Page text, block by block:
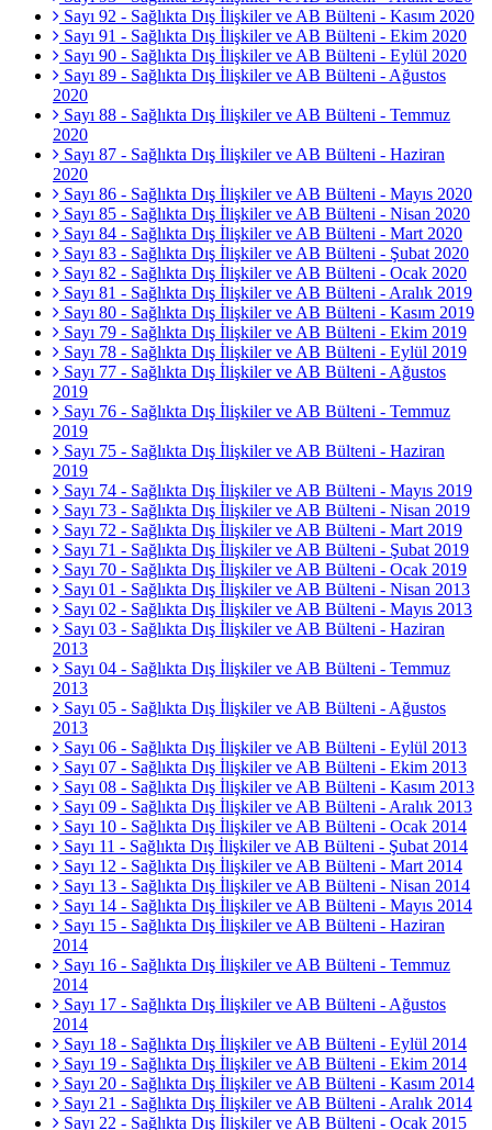
Sayı 92 - Sağlıkta Dış İlişkiler ve AB Bülteni - Kasım 2020
Sayı 91 - Sağlıkta Dış İlişkiler ve AB Bülteni - Ekim 2020
Sayı 90 - Sağlıkta Dış İlişkiler ve AB Bülteni - Eylül 2020
Sayı 89 - Sağlıkta Dış İlişkiler ve AB Bülteni - Ağustos
2020
Sayı 88 - Sağlıkta Dış İlişkiler ve AB Bülteni - Temmuz
2020
Sayı 87 - Sağlıkta Dış İlişkiler ve AB Bülteni - Haziran
2020
Sayı 86 - Sağlıkta Dış İlişkiler ve AB Bülteni - Mayıs 2020
Sayı 85 - Sağlıkta Dış İlişkiler ve AB Bülteni - Nisan 2020
Sayı 84 - Sağlıkta Dış İlişkiler ve AB Bülteni - Mart 2020
Sayı 83 - Sağlıkta Dış İlişkiler ve AB Bülteni - Şubat 2020
Sayı 82 - Sağlıkta Dış İlişkiler ve AB Bülteni - Ocak 2020
Sayı 81 - Sağlıkta Dış İlişkiler ve AB Bülteni - Aralık 2019
Sayı 80 - Sağlıkta Dış İlişkiler ve AB Bülteni - Kasım 2019
Sayı 79 - Sağlıkta Dış İlişkiler ve AB Bülteni - Ekim 2019
Sayı 78 - Sağlıkta Dış İlişkiler ve AB Bülteni - Eylül 2019
Sayı 77 - Sağlıkta Dış İlişkiler ve AB Bülteni - Ağustos
2019
Sayı 76 - Sağlıkta Dış İlişkiler ve AB Bülteni - Temmuz
2019
Sayı 75 - Sağlıkta Dış İlişkiler ve AB Bülteni - Haziran
2019
Sayı 74 - Sağlıkta Dış İlişkiler ve AB Bülteni - Mayıs 2019
Sayı 73 - Sağlıkta Dış İlişkiler ve AB Bülteni - Nisan 2019
Sayı 72 - Sağlıkta Dış İlişkiler ve AB Bülteni - Mart 2019
Sayı 71 - Sağlıkta Dış İlişkiler ve AB Bülteni - Şubat 2019
Sayı 70 - Sağlıkta Dış İlişkiler ve AB Bülteni - Ocak 2019
Sayı 01 - Sağlıkta Dış İlişkiler ve AB Bülteni - Nisan 2013
Sayı 02 - Sağlıkta Dış İlişkiler ve AB Bülteni - Mayıs 2013
Sayı 03 - Sağlıkta Dış İlişkiler ve AB Bülteni - Haziran
2013
Sayı 04 - Sağlıkta Dış İlişkiler ve AB Bülteni - Temmuz
2013
Sayı 05 - Sağlıkta Dış İlişkiler ve AB Bülteni - Ağustos
2013
Sayı 06 - Sağlıkta Dış İlişkiler ve AB Bülteni - Eylül 2013
Sayı 07 - Sağlıkta Dış İlişkiler ve AB Bülteni - Ekim 2013
Sayı 08 - Sağlıkta Dış İlişkiler ve AB Bülteni - Kasım 2013
Sayı 09 - Sağlıkta Dış İlişkiler ve AB Bülteni - Aralık 2013
Sayı 10 - Sağlıkta Dış İlişkiler ve AB Bülteni - Ocak 2014
Sayı 11 - Sağlıkta Dış İlişkiler ve AB Bülteni - Şubat 2014
Sayı 12 - Sağlıkta Dış İlişkiler ve AB Bülteni - Mart 2014
Sayı 13 - Sağlıkta Dış İlişkiler ve AB Bülteni - Nisan 2014
Sayı 14 - Sağlıkta Dış İlişkiler ve AB Bülteni - Mayıs 2014
Sayı 15 - Sağlıkta Dış İlişkiler ve AB Bülteni - Haziran
2014
Sayı 16 - Sağlıkta Dış İlişkiler ve AB Bülteni - Temmuz
2014
Sayı 17 - Sağlıkta Dış İlişkiler ve AB Bülteni - Ağustos
2014
Sayı 18 - Sağlıkta Dış İlişkiler ve AB Bülteni - Eylül 2014
Sayı 19 - Sağlıkta Dış İlişkiler ve AB Bülteni - Ekim 2014
Sayı 20 - Sağlıkta Dış İlişkiler ve AB Bülteni - Kasım 2014
Sayı 21 - Sağlıkta Dış İlişkiler ve AB Bülteni - Aralık 2014
Sayı 22 - Sağlıkta Dış İlişkiler ve AB Bülteni - Ocak 2015